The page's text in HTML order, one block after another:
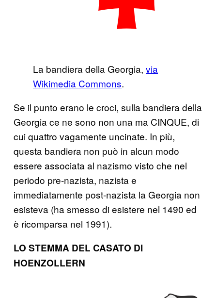
La bandiera della Georgia, via
Wikimedia Commons.
Se il punto erano le croci, sulla bandiera della
Georgia ce ne sono non una ma CINQUE, di
cui quattro vagamente uncinate. In più,
questa bandiera non può in alcun modo
essere associata al nazismo visto che nel
periodo pre-nazista, nazista e
immediatamente post-nazista la Georgia non
esisteva (ha smesso di esistere nel 1490 ed
è ricomparsa nel 1991).
LO STEMMA DEL CASATO DI
HOENZOLLERN